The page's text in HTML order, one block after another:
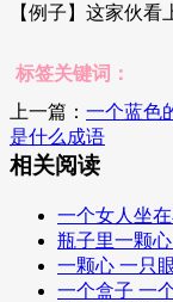
【例子】这家伙看
标签关键词：
上一篇： 一个蓝色
是什么成语
相关阅读
一个女人坐
瓶子里一颗
一颗心 一只
一个盒子 一